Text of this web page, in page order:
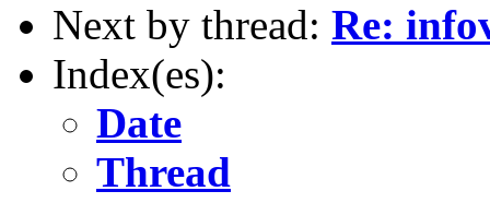
Next by thread: Re:
Index(es):
Date
Thread